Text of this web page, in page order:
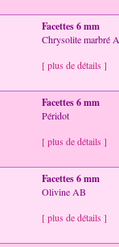
Facettes 6 mm
Chrysolite marbré
[ plus de détails ]
Facettes 6 mm
Péridot
[ plus de détails ]
Facettes 6 mm
Olivine AB
[ plus de détails ]